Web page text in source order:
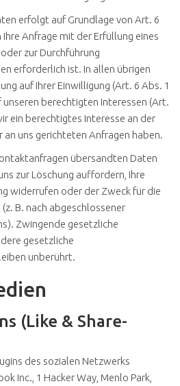
erfolgt auf Grundlage von Art. 6
Ihre Anfrage mit der Erfüllung eines
zur Durchführung
erforderlich ist. In allen übrigen
auf Ihrer Einwilligung (Art. 6 Abs. 1
unseren berechtigten Interessen (Art.
ein berechtigtes Interesse an der
uns gerichteten Anfragen haben.
übersandten Daten
zur Löschung auffordern, Ihre
widerrufen oder der Zweck für die
B. nach abgeschlossener
Zwingende gesetzliche
gesetzliche
unberührt.
(Like & Share-
des sozialen Netzwerks
Inc., 1 Hacker Way, Menlo Park,